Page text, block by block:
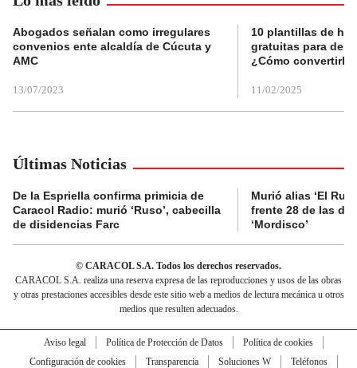
Abogados señalan como irregulares
convenios ente alcaldía de Cúcuta y
AMC
13/07/2023
10 plantillas de
gratuitas para
¿Cómo convertirla
11/02/2025
Últimas Noticias
De la Espriella confirma primicia de
Caracol Radio: murió ‘Ruso’, cabecilla
de disidencias Farc
Murió alias ‘El
frente 28 de las
‘Mordisco’
© CARACOL S.A. Todos los derechos reservados.
CARACOL S.A. realiza una reserva expresa de las reproducciones y usos de las obras
y otras prestaciones accesibles desde este sitio web a medios de lectura mecánica u otros
medios que resulten adecuados.
Aviso legal Política de Protección de Datos
Política de cookies
Configuración de cookies
Transparencia Soluciones W
Teléfonos